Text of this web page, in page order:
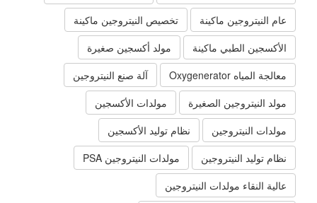
عام النيتروجين ماكينة
تخصيص النيتروجين ماكينة
الأكسجين الطبي ماكينة
مولد أكسجين صغيرة
معالجة المياه Oxygenerator
آلة صنع النيتروجين
مولد النيتروجين الصغيرة
مولدات الأكسجين
مولدات النيتروجين
نظام توليد الأكسجين
نظام توليد النيتروجين
مولدات النيتروجين PSA
عالية النقاء مولدات النيتروجين